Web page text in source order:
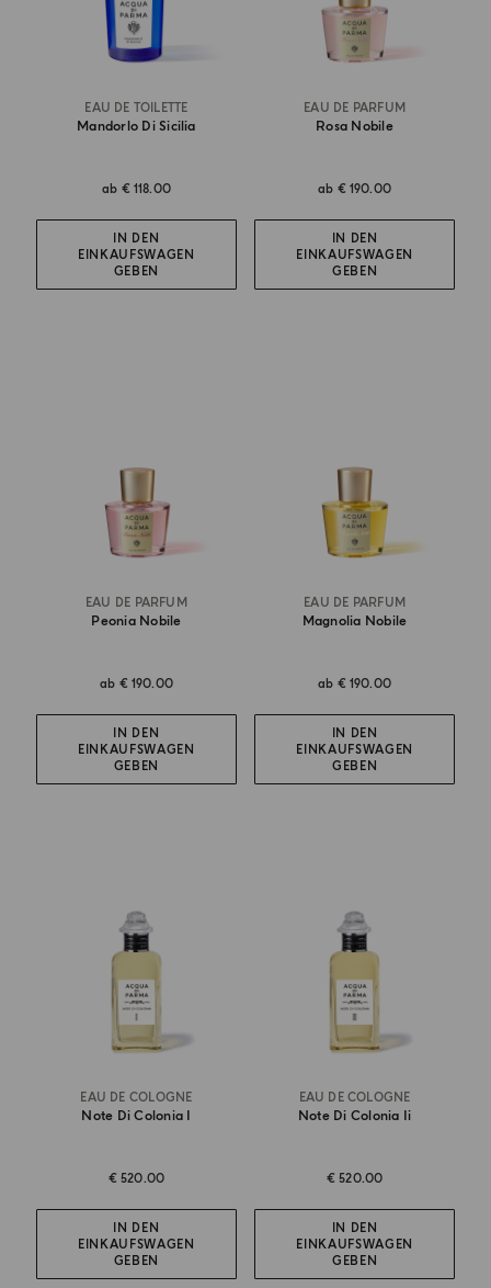
EAU DE TOILETTE
Mandorlo Di Sicilia
ab € 118.00
IN DEN
EINKAUFSWAGEN
GEBEN
EAU DE PARFUM
Rosa Nobile
ab € 190.00
IN DEN
EINKAUFSWAGEN
GEBEN
EAU DE PARFUM
Peonia Nobile
ab € 190.00
IN DEN
EINKAUFSWAGEN
GEBEN
EAU DE PARFUM
Magnolia Nobile
ab € 190.00
IN DEN
EINKAUFSWAGEN
GEBEN
EAU DE COLOGNE
Note Di Colonia I
€ 520.00
IN DEN
EINKAUFSWAGEN
GEBEN
EAU DE COLOGNE
Note Di Colonia Ii
€ 520.00
IN DEN
EINKAUFSWAGEN
GEBEN